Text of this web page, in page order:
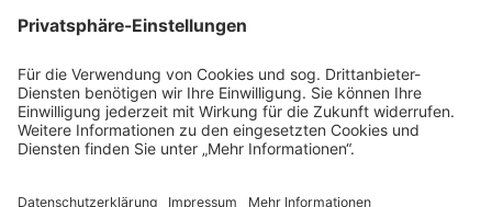
Karriere
Kontakt
RECHTLICHES